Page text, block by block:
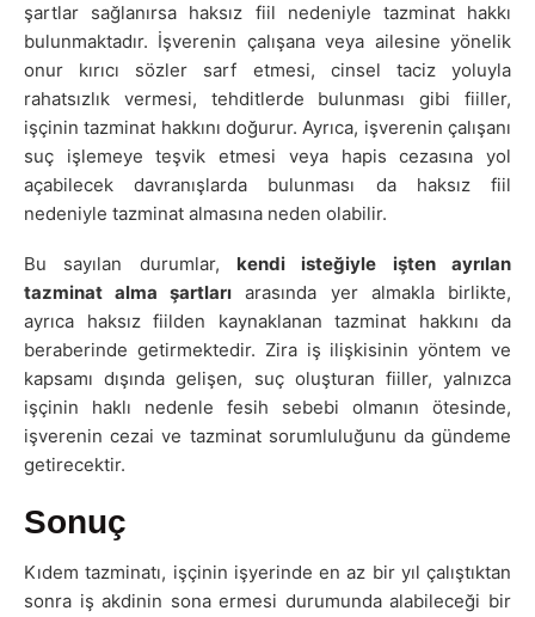
şartlar sağlanırsa haksız fiil nedeniyle tazminat hakkı
bulunmaktadır. İşverenin çalışana veya ailesine yönelik
onur kırıcı sözler sarf etmesi, cinsel taciz yoluyla
rahatsızlık vermesi, tehditlerde bulunması gibi fiiller,
işçinin tazminat hakkını doğurur. Ayrıca, işverenin çalışanı
suç işlemeye teşvik etmesi veya hapis cezasına yol
açabilecek davranışlarda bulunması da haksız fiil
nedeniyle tazminat almasına neden olabilir.
Bu sayılan durumlar, kendi isteğiyle işten ayrılan
tazminat alma şartları arasında yer almakla birlikte,
ayrıca haksız fiilden kaynaklanan tazminat hakkını da
beraberinde getirmektedir. Zira iş ilişkisinin yöntem ve
kapsamı dışında gelişen, suç oluşturan fiiller, yalnızca
işçinin haklı nedenle fesih sebebi olmanın ötesinde,
işverenin cezai ve tazminat sorumluluğunu da gündeme
getirecektir.
Sonuç
Kıdem tazminatı, işçinin işyerinde en az bir yıl çalıştıktan
sonra iş akdinin sona ermesi durumunda alabileceği bir